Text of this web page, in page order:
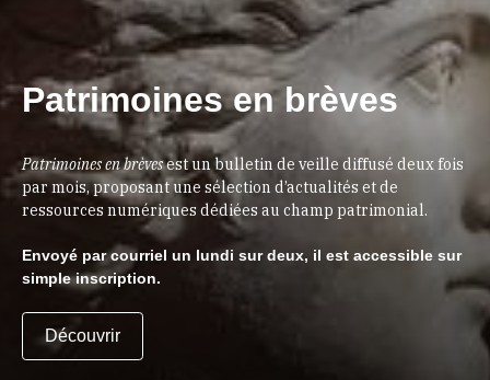
Patrimoines en brèves
Patrimoines en brèvesest un bulletin de veille diffusé deux fois
par mois, proposant une sélection d’actualités et de
ressources numériques dédiées au champ patrimonial.
Envoyé par courriel un lundi sur deux, il est accessible sur
simple inscription.
Découvrir